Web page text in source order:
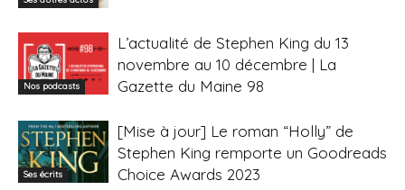
Nos podcasts
L’actualité de Stephen King du 13
novembre au 10 décembre | La
Gazette du Maine 98
Ses écrits
[Mise à jour] Le roman “Holly” de
Stephen King remporte un Goodreads
Choice Awards 2023